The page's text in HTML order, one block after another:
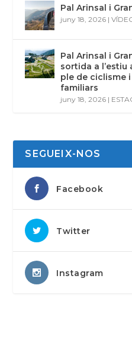
Pal Arinsal i
juny 18, 2026 |
Pal Arinsal i
sortida a
ple de ciclisme
familiars
juny 18, 2026 |
SEGUEIX-NOS
Facebook
Twitter
Instagram